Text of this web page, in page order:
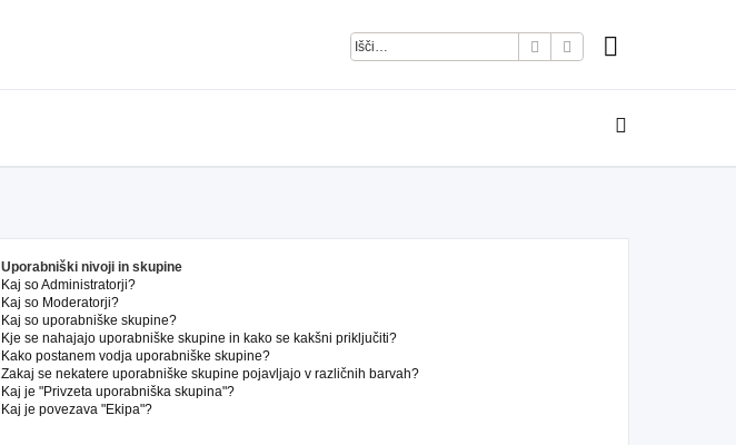
IskanjeNapredno iskanje
Uporabniški nivoji in skupine
Kaj so Administratorji?
Kaj so Moderatorji?
Kaj so uporabniške skupine?
Kje se nahajajo uporabniške skupine in kako se kakšni priključiti?
Kako postanem vodja uporabniške skupine?
Zakaj se nekatere uporabniške skupine pojavljajo v različnih barvah?
Kaj je "Privzeta uporabniška skupina"?
Kaj je povezava "Ekipa"?